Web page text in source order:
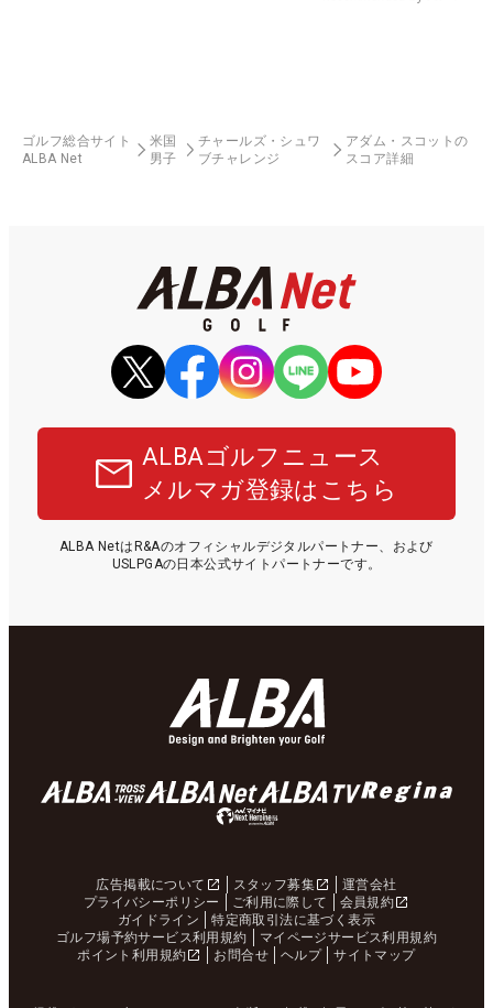
ゴルフ総合サイト
ALBA Net
米国
男子
チャールズ・シュワ
ブチャレンジ
アダム・スコットの
スコア詳細
ALBAゴルフニュース
メルマガ登録はこちら
ALBA NetはR&Aのオフィシャルデジタルパートナー、および
USLPGAの日本公式サイトパートナーです。
広告掲載について スタッフ募集
運営会社
プライバシーポリシー
ご利用に際して
会員規約
ガイドライン
特定商取引法に基づく表示
ゴルフ場予約サービス利用規約
マイページサービス利用規約
ポイント利用規約
お問合せ ヘルプ サイトマップ